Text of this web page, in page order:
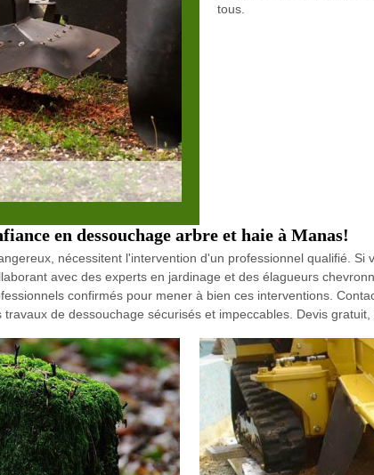
tous.
en dessouchage arbre et haie à Manas!
nécessitent l'intervention d'un professionnel qualifié. Si
avec des experts en jardinage et des élagueurs
confirmés pour mener à bien ces interventions.
de dessouchage sécurisés et impeccables. Devis